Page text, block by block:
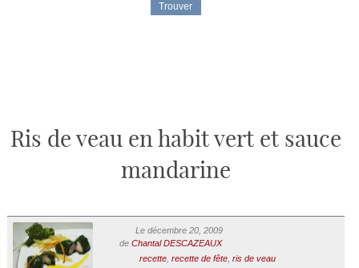
Ris de veau en habit vert et sauce
mandarine
Le décembre 20, 2009
de Chantal DESCAZEAUX
recette, recette de fête, ris de veau